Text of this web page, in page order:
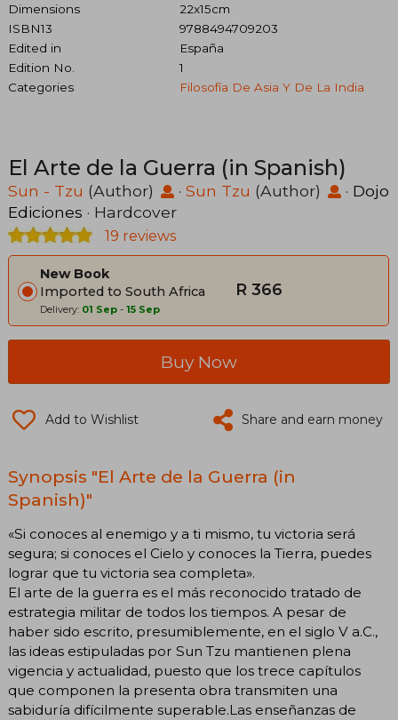
Dimensions
22x15cm
ISBN13
9788494709203
Edited in
España
Edition No.
1
Categories
Filosofía De Asia Y De La India
El Arte de la Guerra (in Spanish)
Sun - Tzu (Author) · Sun Tzu (Author) · Dojo
Ediciones · Hardcover
19 reviews
New Book
Imported to South Africa
Delivery: 01 Sep - 15 Sep
R 366
Buy Now
Add to Wishlist Share and earn money
Synopsis "El Arte de la Guerra (in
Spanish)"
«Si conoces al enemigo y a ti mismo, tu victoria será
segura; si conoces el Cielo y conoces la Tierra, puedes
lograr que tu victoria sea completa».
El arte de la guerra es el más reconocido tratado de
estrategia militar de todos los tiempos. A pesar de
haber sido escrito, presumiblemente, en el siglo V a.C.,
las ideas estipuladas por Sun Tzu mantienen plena
vigencia y actualidad, puesto que los trece capítulos
que componen la presenta obra transmiten una
sabiduría difícilmente superable.Las enseñanzas de